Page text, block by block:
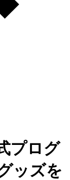
プログ
ッズを